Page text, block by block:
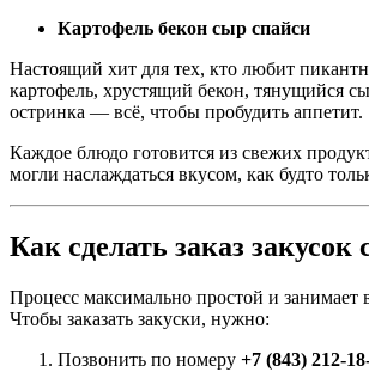
Картофель бекон сыр спайси
Настоящий хит для тех, кто любит
картофель, хрустящий бекон, тянущийся
остринка — всё, чтобы пробудить аппетит.
Каждое блюдо готовится из свежих
могли наслаждаться вкусом, как будто
Как сделать заказ закусок
Процесс максимально простой и занимает
Чтобы заказать закуски, нужно:
Позвонить по номеру +7 (843) 212-